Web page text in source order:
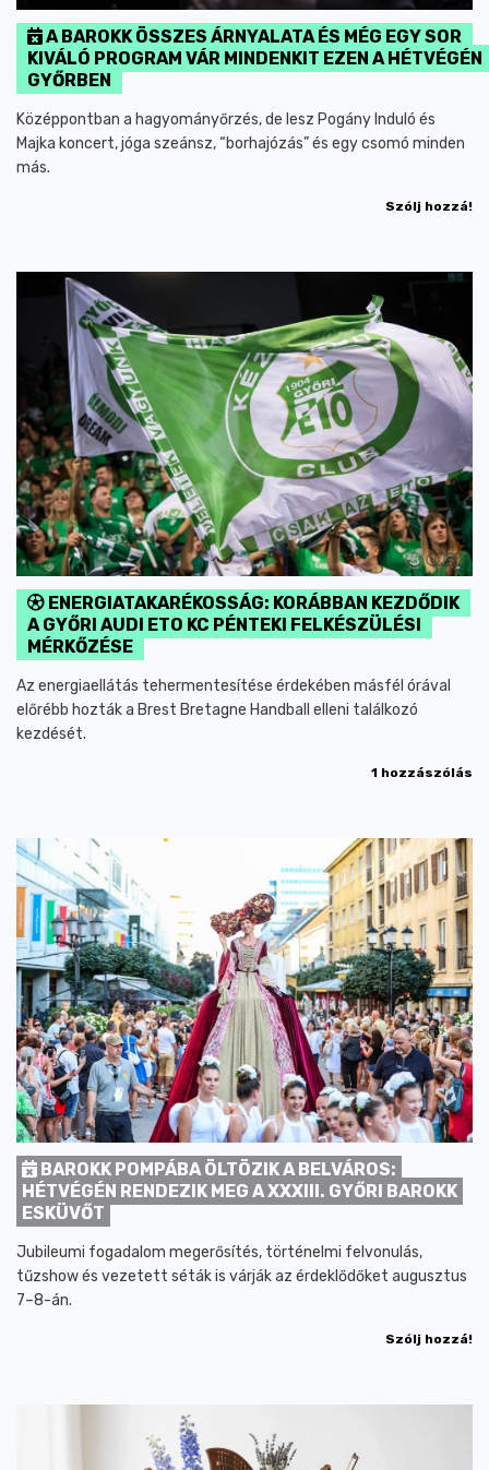
A BAROKK ÖSSZES ÁRNYALATA ÉS MÉG EGY SOR
KIVÁLÓ PROGRAM VÁR MINDENKIT EZEN A HÉTVÉGÉN
GYŐRBEN
Középpontban a hagyományőrzés, de lesz Pogány Induló és
Majka koncert, jóga szeánsz, “borhajózás” és egy csomó minden
más.
Szólj hozzá!
ENERGIATAKARÉKOSSÁG: KORÁBBAN KEZDŐDIK
A GYŐRI AUDI ETO KC PÉNTEKI FELKÉSZÜLÉSI
MÉRKŐZÉSE
Az energiaellátás tehermentesítése érdekében másfél órával
előrébb hozták a Brest Bretagne Handball elleni találkozó
kezdését.
1 hozzászólás
BAROKK POMPÁBA ÖLTÖZIK A BELVÁROS:
HÉTVÉGÉN RENDEZIK MEG A XXXIII. GYŐRI BAROKK
ESKÜVŐT
Jubileumi fogadalom megerősítés, történelmi felvonulás,
tűzshow és vezetett séták is várják az érdeklődőket augusztus
7–8-án.
Szólj hozzá!